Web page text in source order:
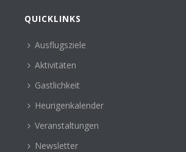
QUICKLINKS
Ausflugsziele
Aktivitäten
Gastlichkeit
Heurigenkalender
Veranstaltungen
Newsletter